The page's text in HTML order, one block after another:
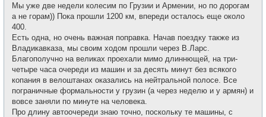
н
Мы уже две недели колесим по Грузии и Армении, но по дорогам
а не горам)) Пока прошли 1200 км, впереди осталось еще около
400.
Есть одна, но очень важная поправка. Начав поездку также из
Владикавказа, мы своим ходом прошли через В.Ларс.
Благополучно на великах проехали мимо длиннющей, на три-
четыре часа очереди из машин и за десять минут без всякого
копания в велоштанах оказались на нейтральной полосе. Все
пограничные формальности у грузин (а через неделю и у армян) и
вовсе заняли по минуте на человека.
Про длину автоочереди знаю точно, поскольку те машины, с